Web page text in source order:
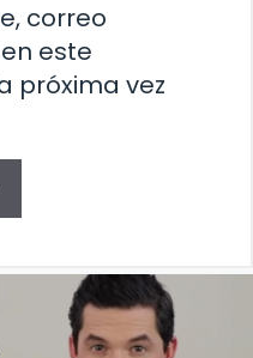
correo
este
próxima vez